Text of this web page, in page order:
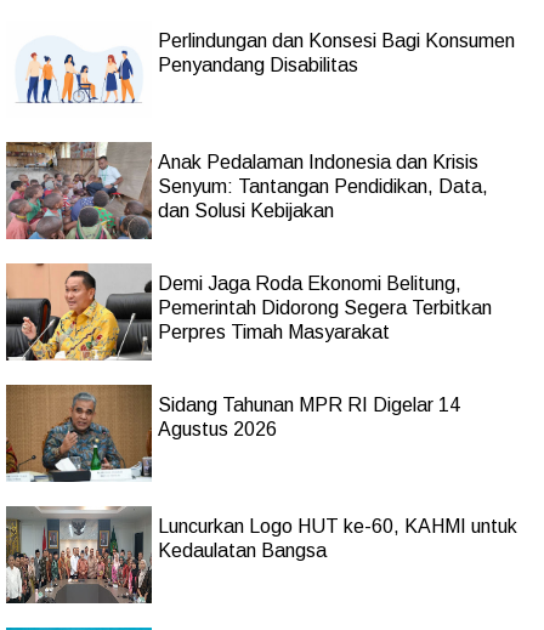
Perlindungan dan Konsesi Bagi Konsumen
Penyandang Disabilitas
Anak Pedalaman Indonesia dan Krisis
Senyum: Tantangan Pendidikan, Data,
dan Solusi Kebijakan
Demi Jaga Roda Ekonomi Belitung,
Pemerintah Didorong Segera Terbitkan
Perpres Timah Masyarakat
Sidang Tahunan MPR RI Digelar 14
Agustus 2026
Luncurkan Logo HUT ke-60, KAHMI untuk
Kedaulatan Bangsa